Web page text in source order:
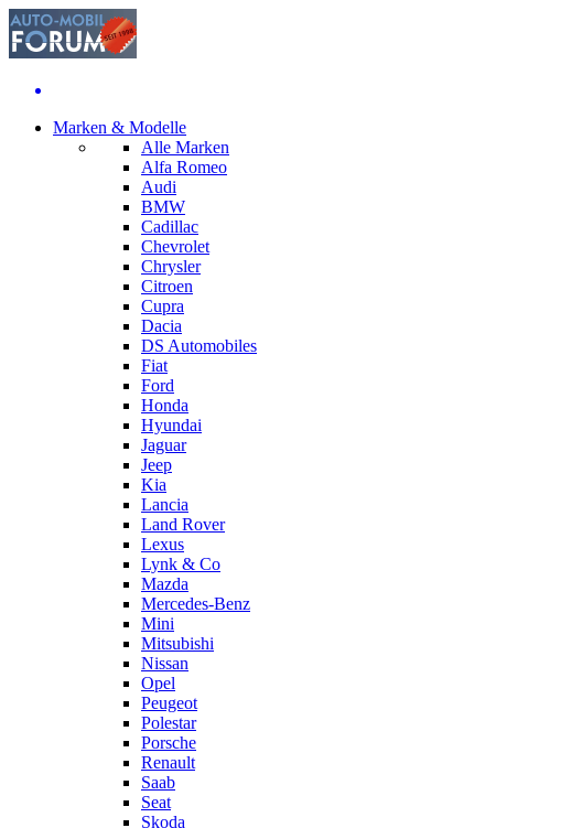
Marken & Modelle
Alle Marken
Alfa Romeo
Audi
BMW
Cadillac
Chevrolet
Chrysler
Citroen
Cupra
Dacia
DS Automobiles
Fiat
Ford
Honda
Hyundai
Jaguar
Jeep
Kia
Lancia
Land Rover
Lexus
Lynk & Co
Mazda
Mercedes-Benz
Mini
Mitsubishi
Nissan
Opel
Peugeot
Polestar
Porsche
Renault
Saab
Seat
Skoda